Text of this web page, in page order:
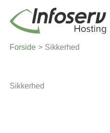
indholdet
Forside
Sikkerhed
Sikkerhed